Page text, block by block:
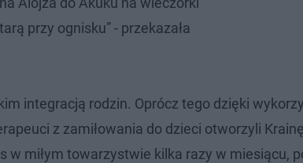
przy ognisku” - przekazała
integracją rodzin. Oprócz tego dzięki
z zamiłowania do dzieci otworzyli Krainę
miłym towarzystwie kilka razy w miesiącu,